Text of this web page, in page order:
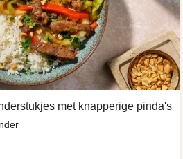
met knapperige pinda's